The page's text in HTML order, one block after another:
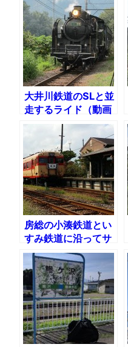
大井川鉄道のSLと並
走するライド（動画
あり）
房総の小湊鉄道とい
すみ鉄道に沿ってサ
イクリング